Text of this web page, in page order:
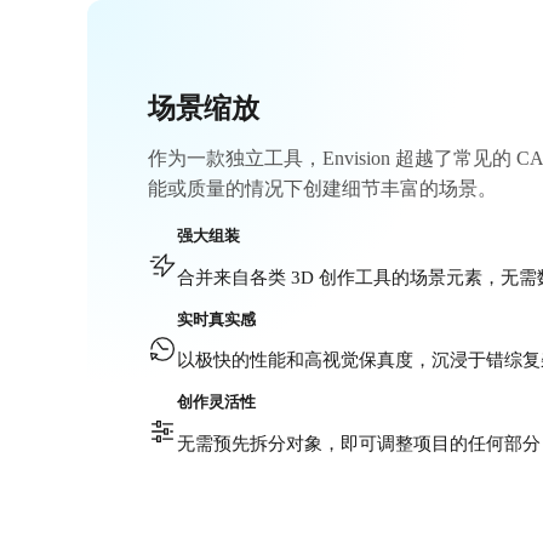
场景缩放
作为一款独立工具，Envision 超越了常见的
能或质量的情况下创建细节丰富的场景。
强大组装
合并来自各类 3D 创作工具的场景元素，无
实时真实感
以极快的性能和高视觉保真度，沉浸于错综
创作灵活性
无需预先拆分对象，即可调整项目的任何部